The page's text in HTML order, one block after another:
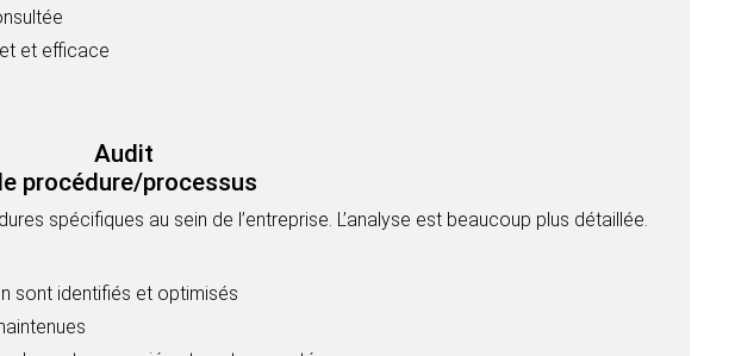
et efficace
Audit
procédure/processus
spécifiques au sein de l’entreprise. L’analyse est beaucoup plus détaillée.
sont identifiés et optimisés